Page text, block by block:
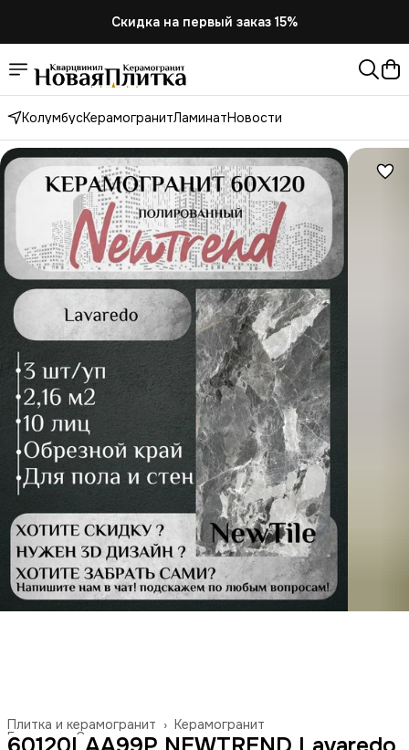
Скидка на первый заказ 15%
КолумбусКерамогранитЛаминатНовости
Керамогранит
Плитка и керамогранит ›
Строительство и ремонт ›
Главная ›